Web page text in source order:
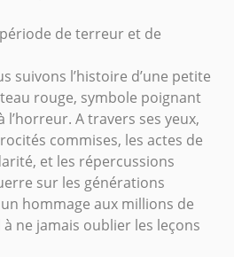
de terreur et de
suivons l’histoire d’une petite
rouge, symbole poignant
l’horreur. A travers ses yeux,
commises, les actes de
et les répercussions
sur les générations
hommage aux millions de
ne jamais oublier les leçons